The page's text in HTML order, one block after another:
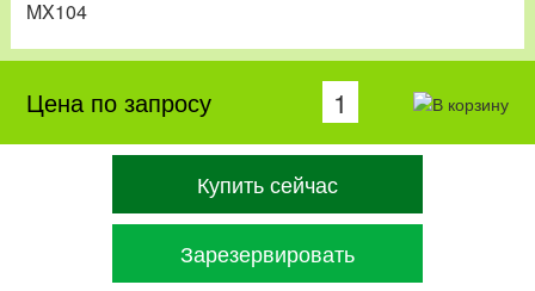
MX104
Цена по запросу
Купить сейчас
Зарезервировать